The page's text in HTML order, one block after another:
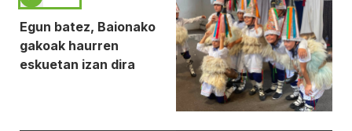
Egun batez, Baionako
gakoak haurren
eskuetan izan dira